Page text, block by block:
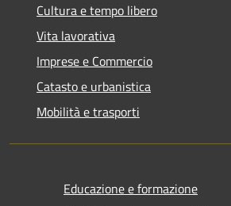
Cultura e tempo libero
Vita lavorativa
Imprese e Commercio
Catasto e urbanistica
Mobilità e trasporti
Educazione e formazione